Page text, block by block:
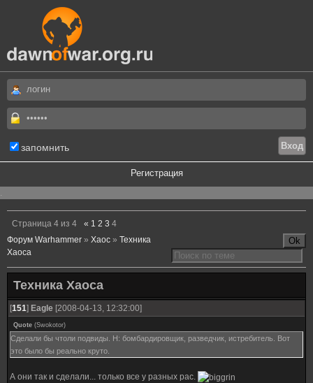
запомнить
Регистрация
.
Страница 4 из 4 « 1 2 3 4
Форум Warhammer » Хаос » Техника
Хаоса
Техника Хаоса
[151] Eagle [2008-04-13, 12:32:00]
Quote (Swokotor)
Сделали бы чтоли подвиды. Н: бомбардировщик, разведчик, истребитель. Вот
это было бы реально круто.
А они так и сделали... только все у разных рас.